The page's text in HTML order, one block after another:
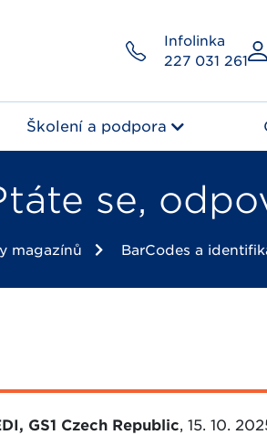
Infolinka
227 031 261
Školení a podpora
se,
magazínů BarCodes a
GS1 Czech Republic, 15. 10.